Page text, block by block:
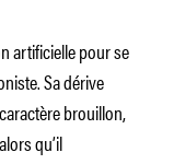
artificielle pour se
Sa dérive
brouillon,
qu’il